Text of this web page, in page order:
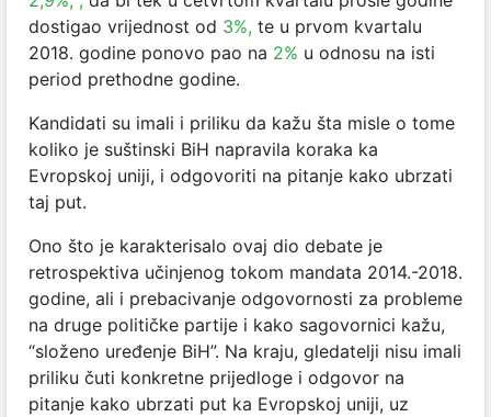
dostigao vrijednost od 3%, te u prvom kvartalu
2018. godine ponovo pao na 2% u odnosu na isti
period prethodne godine.
Kandidati su imali i priliku da kažu šta misle o tome
koliko je suštinski BiH napravila koraka ka
Evropskoj uniji, i odgovoriti na pitanje kako ubrzati
taj put.
Ono što je karakterisalo ovaj dio debate je
retrospektiva učinjenog tokom mandata 2014.-2018.
godine, ali i prebacivanje odgovornosti za probleme
na druge političke partije i kako sagovornici kažu,
“složeno uređenje BiH”. Na kraju, gledatelji nisu imali
priliku čuti konkretne prijedloge i odgovor na
pitanje kako ubrzati put ka Evropskoj uniji, uz